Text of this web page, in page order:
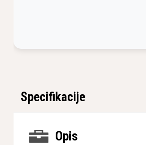
Specifikacije
Opis